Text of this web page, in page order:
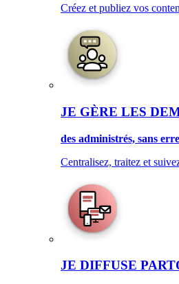
Créez et publiez vos
JE GÈRE LES
des administrés, sans
Centralisez, traitez et
JE DIFFUSE